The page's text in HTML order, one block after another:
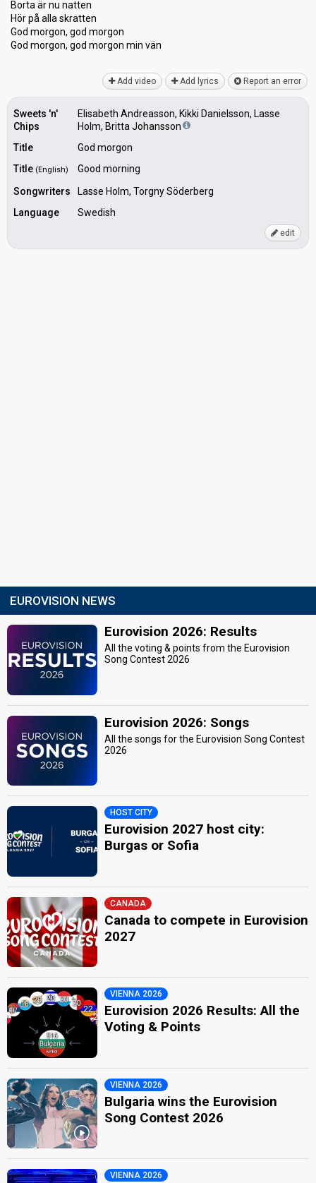
Borta är nu natten
Hör på alla ѕkrаtten
God morgon, god morgon
God morgon, god morgon min vän
Add video Add lyrics Report an error
Sweets 'n'
Chips
Elisabeth Andreasson, Kikki Danielsson, Lasse
Holm, Britta Johansson
Title
God morgon
Title (English)
Good morning
Songwriters
Lasse Holm, Torgny Söderberg
Language
Swedish
edit
EUROVISION NEWS
Eurovision 2026: Results
All the voting & points from the Eurovision
Song Contest 2026
Eurovision 2026: Songs
All the songs for the Eurovision Song Contest
2026
HOST CITY
Eurovision 2027 host city:
Burgas or Sofia
CANADA
Canada to compete in Eurovision
2027
VIENNA 2026
Eurovision 2026 Results: All the
Voting & Points
VIENNA 2026
Bulgaria wins the Eurovision
Song Contest 2026
VIENNA 2026